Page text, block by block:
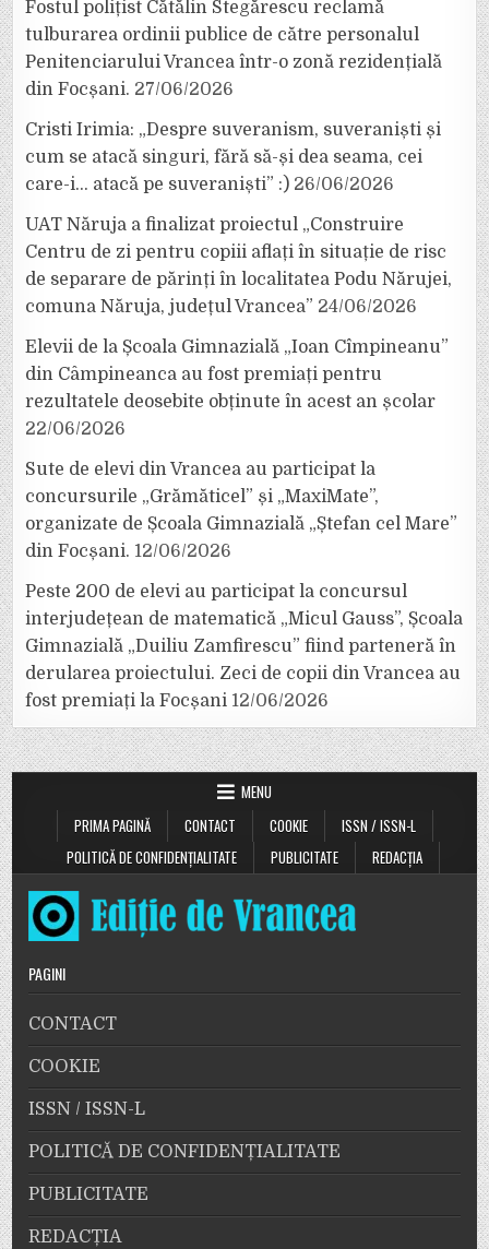
Fostul polițist Cătălin Stegărescu reclamă
tulburarea ordinii publice de către personalul
Penitenciarului Vrancea într-o zonă rezidențială
din Focșani. 27/06/2026
Cristi Irimia: „Despre suveranism, suveraniști și
cum se atacă singuri, fără să-și dea seama, cei
care-i… atacă pe suveraniști” :) 26/06/2026
UAT Năruja a finalizat proiectul „Construire
Centru de zi pentru copiii aflați în situație de risc
de separare de părinți în localitatea Podu Nărujei,
comuna Năruja, județul Vrancea” 24/06/2026
Elevii de la Școala Gimnazială „Ioan Cîmpineanu”
din Câmpineanca au fost premiați pentru
rezultatele deosebite obținute în acest an școlar
22/06/2026
Sute de elevi din Vrancea au participat la
concursurile „Grămăticel” și „MaxiMate”,
organizate de Școala Gimnazială „Ștefan cel Mare”
din Focșani. 12/06/2026
Peste 200 de elevi au participat la concursul
interjudețean de matematică „Micul Gauss”, Școala
Gimnazială „Duiliu Zamfirescu” fiind parteneră în
derularea proiectului. Zeci de copii din Vrancea au
fost premiați la Focșani 12/06/2026
MENU
PRIMA PAGINĂ
CONTACT COOKIE
ISSN / ISSN-L
POLITICĂ DE CONFIDENȚIALITATE
PUBLICITATE REDACȚIA
PAGINI
CONTACT
COOKIE
ISSN / ISSN-L
POLITICĂ DE CONFIDENȚIALITATE
PUBLICITATE
REDACȚIA